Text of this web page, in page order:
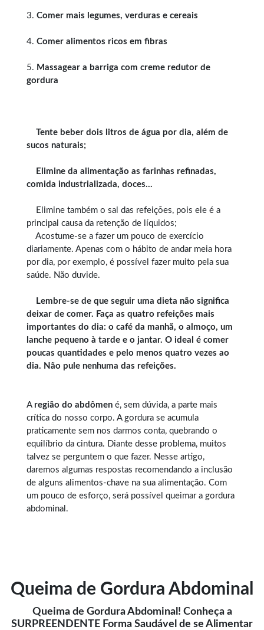
3. Comer mais legumes, verduras e cereais
4. Comer alimentos ricos em fibras
5. Massagear a barriga com creme redutor de
gordura
Tente beber dois litros de água por dia, além de
sucos naturais;
Elimine da alimentação as farinhas refinadas,
comida industrializada, doces…
Elimine também o sal das refeições, pois ele é a
principal causa da retenção de líquidos;
Acostume-se a fazer um pouco de exercício
diariamente. Apenas com o hábito de andar meia hora
por dia, por exemplo, é possível fazer muito pela sua
saúde. Não duvide.
Lembre-se de que seguir uma dieta não significa
deixar de comer. Faça as quatro refeições mais
importantes do dia: o café da manhã, o almoço, um
lanche pequeno à tarde e o jantar. O ideal é comer
poucas quantidades e pelo menos quatro vezes ao
dia. Não pule nenhuma das refeições.
A região do abdômen é, sem dúvida, a parte mais
crítica do nosso corpo. A gordura se acumula
praticamente sem nos darmos conta, quebrando o
equilíbrio da cintura. Diante desse problema, muitos
talvez se perguntem o que fazer. Nesse artigo,
daremos algumas respostas recomendando a inclusão
de alguns alimentos-chave na sua alimentação. Com
um pouco de esforço, será possível queimar a gordura
abdominal.
Queima de Gordura Abdominal
Queima de Gordura Abdominal! Conheça a
SURPREENDENTE Forma Saudável de se Alimentar